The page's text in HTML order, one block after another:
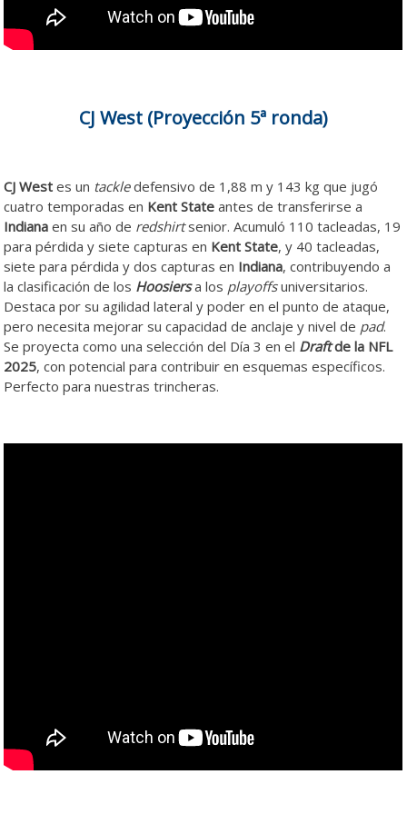
CJ West (Proyección 5ª ronda)
CJ West es un tackledefensivo de 1,88 m y 143 kg que jugó
cuatro temporadas en Kent State antes de transferirse a
Indiana en su año de redshirtsenior. Acumuló 110 tacleadas, 19
para pérdida y siete capturas en Kent State, y 40 tacleadas,
siete para pérdida y dos capturas en Indiana, contribuyendo a
la clasificación de los Hoosiers a los playoffsuniversitarios.
Destaca por su agilidad lateral y poder en el punto de ataque,
pero necesita mejorar su capacidad de anclaje y nivel de pad.
Se proyecta como una selección del Día 3 en el Draftde la NFL
2025, con potencial para contribuir en esquemas específicos.
Perfecto para nuestras trincheras.